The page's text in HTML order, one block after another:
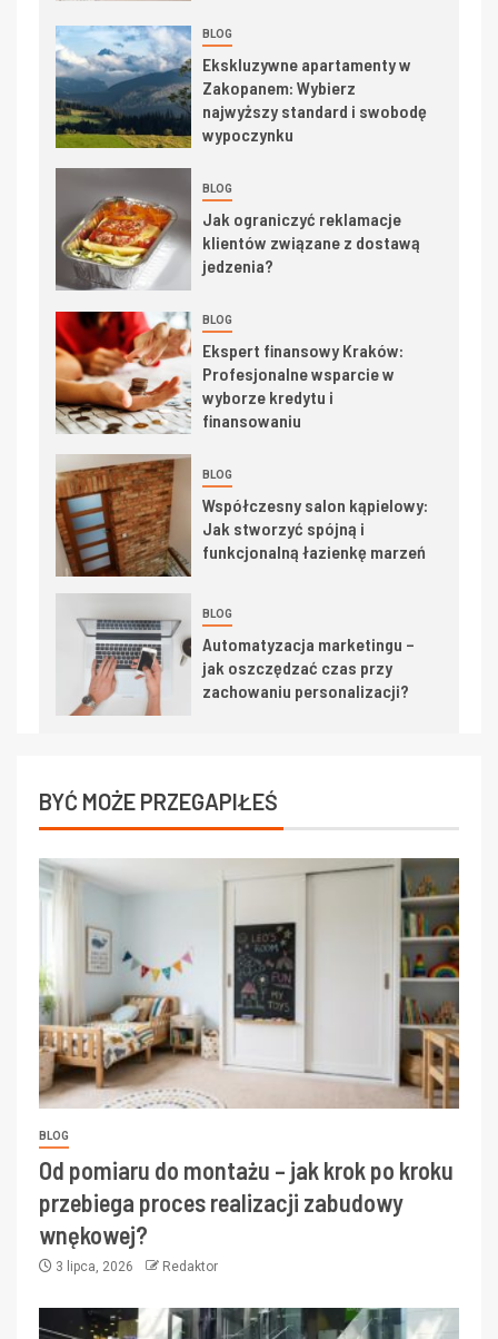
BLOG
Ekskluzywne apartamenty w
Zakopanem: Wybierz
najwyższy standard i swobodę
wypoczynku
BLOG
Jak ograniczyć reklamacje
klientów związane z dostawą
jedzenia?
BLOG
Ekspert finansowy Kraków:
Profesjonalne wsparcie w
wyborze kredytu i
finansowaniu
BLOG
Współczesny salon kąpielowy:
Jak stworzyć spójną i
funkcjonalną łazienkę marzeń
BLOG
Automatyzacja marketingu –
jak oszczędzać czas przy
zachowaniu personalizacji?
BYĆ MOŻE PRZEGAPIŁEŚ
BLOG
Od pomiaru do montażu – jak krok po kroku
przebiega proces realizacji zabudowy
wnękowej?
3 lipca, 2026 Redaktor